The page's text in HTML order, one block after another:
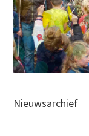
Nieuwsarchief